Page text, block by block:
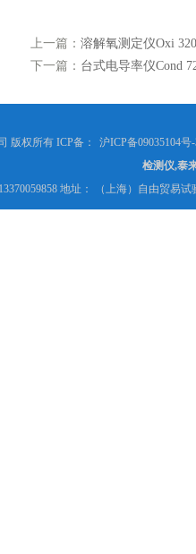
上一篇： 溶解氧测定仪Oxi
下一篇： 台式电导率仪Cond
版权所有 ICP备：
沪ICP备09035104号
检测仪,泰
地址： （上海）自由贸易